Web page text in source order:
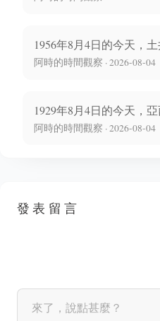
1956年8月4日的今天，
阿時的時間觀察 · 2026-08-04
1929年8月4日的今天，
阿時的時間觀察 · 2026-08-04
發表留言